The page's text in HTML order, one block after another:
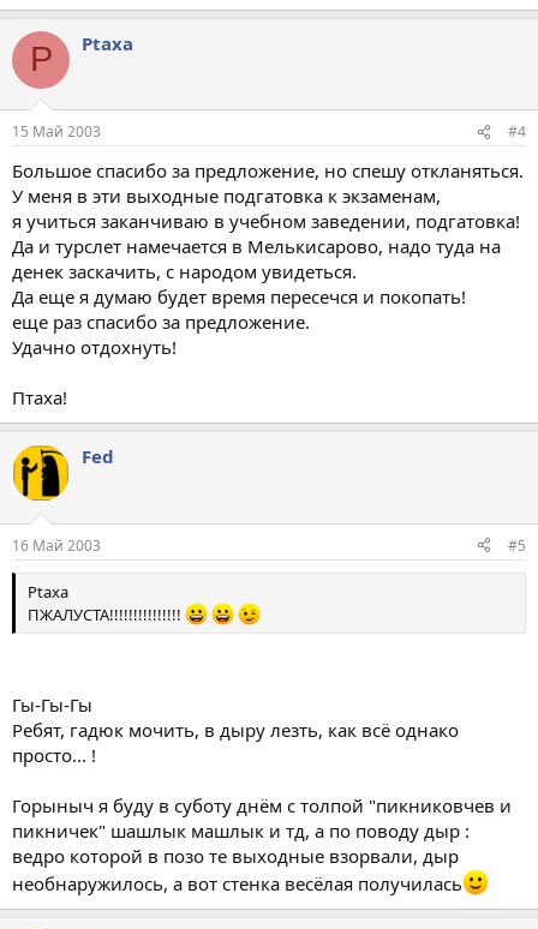
P Ptaxa
15 Май 2003 #4
Большое спасибо за предложение, но спешу откланяться.
У меня в эти выходные подгатовка к экзаменам,
я учиться заканчиваю в учебном заведении, подгатовка!
Да и турслет намечается в Мелькисарово, надо туда на
денек заскачить, с народом увидеться.
Да еще я думаю будет время пересечся и покопать!
еще раз спасибо за предложение.
Удачно отдохнуть!
Птаха!
Fed
16 Май 2003 #5
Ptaxa
ПЖАЛУСТА!!!!!!!!!!!!!!!
Гы-Гы-Гы
Ребят, гадюк мочить, в дыру лезть, как всё однако
просто... !
Горыныч я буду в суботу днём с толпой "пикниковчев и
пикничек" шашлык машлык и тд, а по поводу дыр :
ведро которой в позо те выходные взорвали, дыр
необнаружилось, а вот стенка весёлая получилась